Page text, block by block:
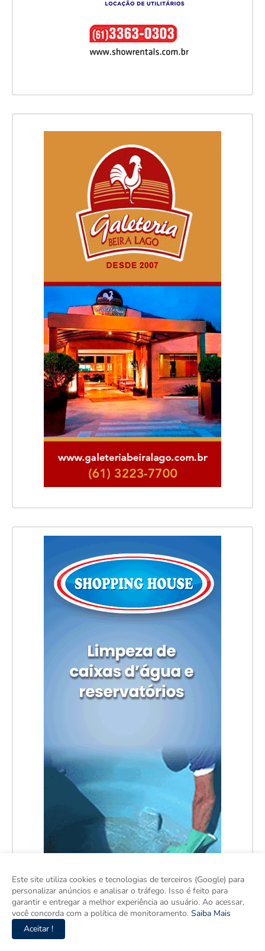
Este site utiliza cookies e tecnologias de terceiros (Google) para
personalizar anúncios e analisar o tráfego. Isso é feito para
garantir e entregar a melhor experiência ao usuário. Ao acessar,
você concorda com a política de monitoramento. Saiba Mais
Aceitar !